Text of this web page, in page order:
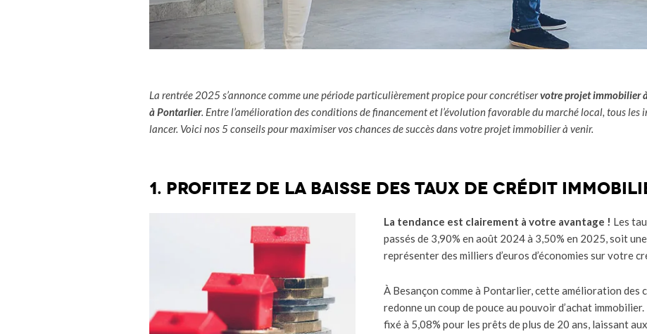
La rentrée 2025 s’annonce comme une période particulièrement propice pour concrétiservotre projet immobilier
à Pontarlier. Entre l’amélioration des conditions de financement et l’évolution favorable du marché local, tous les
lancer. Voici nos 5 conseils pour maximiser vos chances de succès dans votre projet immobilier à venir.
1. Profitez de la baisse des taux de crédit
La tendance est clairement à votre avantage ! Les
passés de 3,90% en août 2024 à 3,50% en 2025, soit
représenter des milliers d’euros d’économies sur votre
À Besançon comme à Pontarlier, cette amélioration des
redonne un coup de pouce au pouvoir d’achat
fixé à 5,08% pour les prêts de plus de 20 ans, laissant